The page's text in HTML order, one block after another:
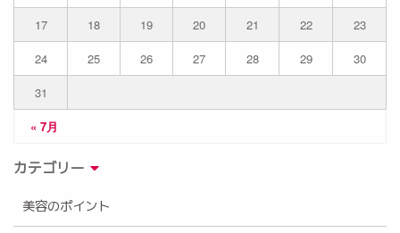
« 7月
17
18 19 20 21 22
23
24
25 26 27 28 29
30
31
カテゴリー
美容のポイント